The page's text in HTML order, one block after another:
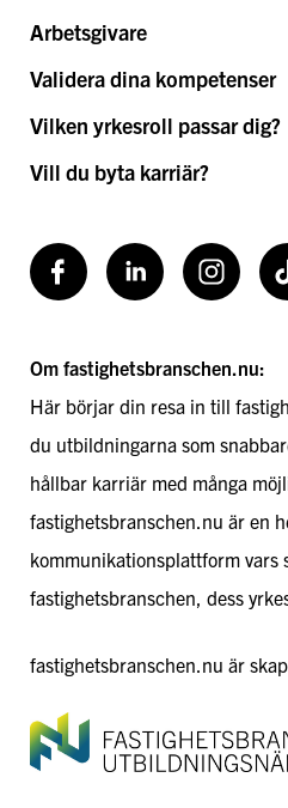
Arbetsgivare
Validera dina kompetenser
Vilken yrkesroll passar dig?
Vill du byta karriär?
FacebookLinkedIn
Om fastighetsbranschen.nu:
Här börjar din resa in till
du utbildningarna som
hållbar karriär med många
fastighetsbranschen.nu är en
kommunikationsplattform vars
fastighetsbranschen, dess
fastighetsbranschen.nu är